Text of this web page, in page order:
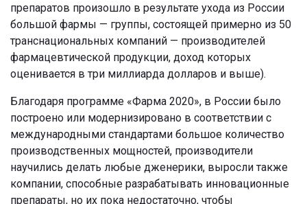
препаратов произошло в результате ухода из России
большой фармы — группы, состоящей примерно из 50
транснациональных компаний — производителей
фармацевтической продукции, доход которых
оценивается в три миллиарда долларов и выше).
Благодаря программе «Фарма 2020», в России было
построено или модернизировано в соответствии с
международными стандартами большое количество
производственных мощностей, производители
научились делать любые дженерики, выросли также
компании, способные разрабатывать инновационные
препараты, но их пока недостаточно, чтобы